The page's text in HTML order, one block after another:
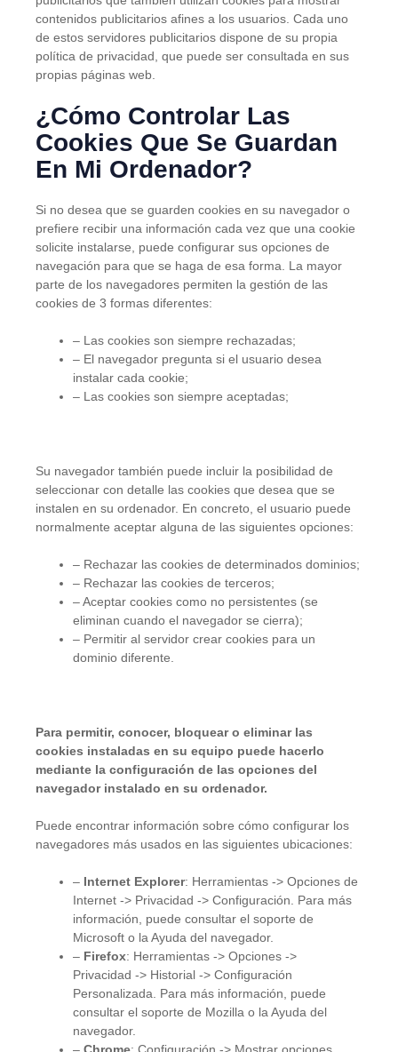
contenidos publicitarios afines a los usuarios. Cada uno
de estos servidores publicitarios dispone de su propia
política de privacidad, que puede ser consultada en sus
propias páginas web.
¿Cómo Controlar Las
Cookies Que Se Guardan
En Mi Ordenador?
Si no desea que se guarden cookies en su navegador o
prefiere recibir una información cada vez que una cookie
solicite instalarse, puede configurar sus opciones de
navegación para que se haga de esa forma. La mayor
parte de los navegadores permiten la gestión de las
cookies de 3 formas diferentes:
– Las cookies son siempre rechazadas;
– El navegador pregunta si el usuario desea
instalar cada cookie;
– Las cookies son siempre aceptadas;
Su navegador también puede incluir la posibilidad de
seleccionar con detalle las cookies que desea que se
instalen en su ordenador. En concreto, el usuario puede
normalmente aceptar alguna de las siguientes opciones:
– Rechazar las cookies de determinados dominios;
– Rechazar las cookies de terceros;
– Aceptar cookies como no persistentes (se
eliminan cuando el navegador se cierra);
– Permitir al servidor crear cookies para un
dominio diferente.
Para permitir, conocer, bloquear o eliminar las
cookies instaladas en su equipo puede hacerlo
mediante la configuración de las opciones del
navegador instalado en su ordenador.
Puede encontrar información sobre cómo configurar los
navegadores más usados en las siguientes ubicaciones:
– Internet Explorer: Herramientas -> Opciones de
Internet -> Privacidad -> Configuración. Para más
información, puede consultar el soporte de
Microsoft o la Ayuda del navegador.
– Firefox: Herramientas -> Opciones ->
Privacidad -> Historial -> Configuración
Personalizada. Para más información, puede
consultar el soporte de Mozilla o la Ayuda del
navegador.